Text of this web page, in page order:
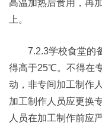
高温加热后食用，再
上。
7.2.3学校食堂的备
得高于25℃。不得在
动，非专间加工制作
加工制作人员应更换
人员在加工制作前应